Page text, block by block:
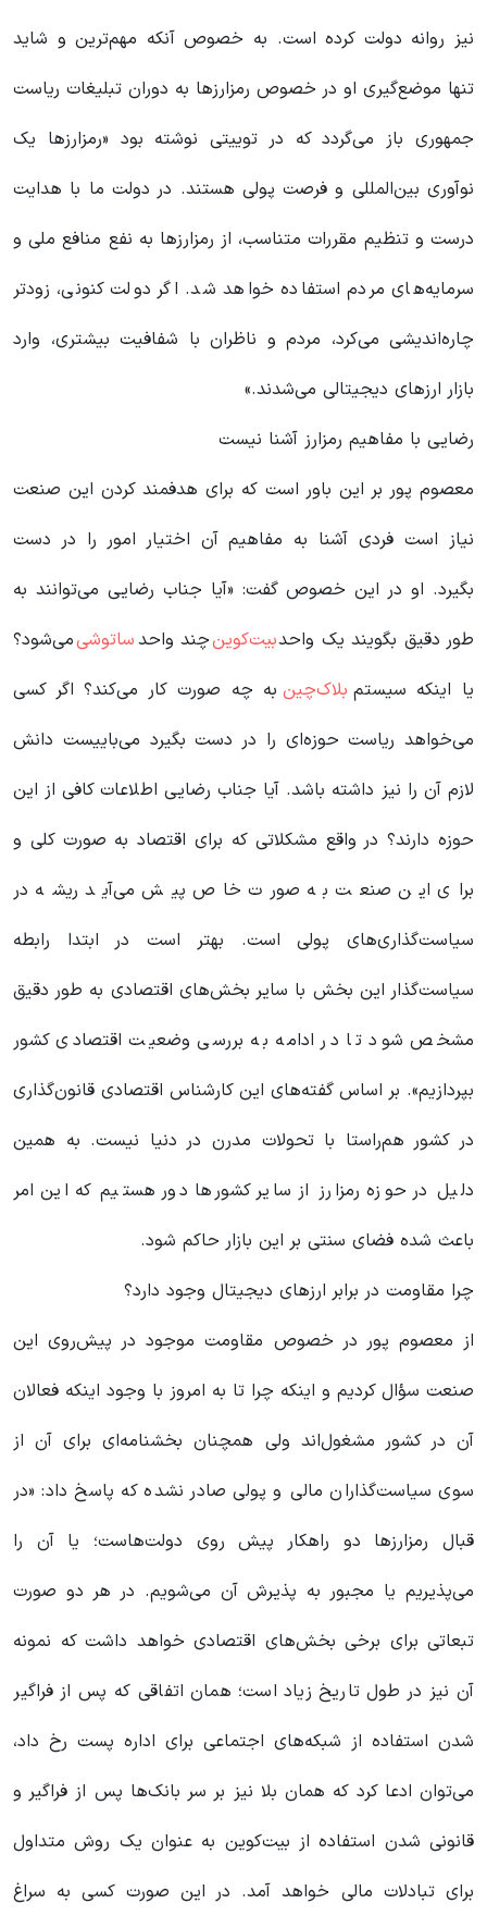
نیز روانه دولت کرده است. به خصوص آنکه مهم‌ترین و شاید
تنها موضع‌گیری او در خصوص رمزارزها به دوران تبلیغات ریاست
جمهوری باز می‌گردد که در توییتی نوشته بود «رمزارزها یک
نوآوری بین‌المللی و فرصت پولی هستند. در دولت ما با هدایت
درست و تنظیم مقررات متناسب، از رمزارزها به نفع منافع ملی و
سرمایه‌های مردم استفاده خواهد شد. ‌اگر دولت کنونی، زودتر
چاره‌اندیشی می‌کرد، مردم و ناظران با شفافیت بیشتری، وارد
بازار ارزهای دیجیتالی می‌شدند.»
رضایی با مفاهیم رمزارز آشنا نیست
معصوم پور بر این باور است که برای هدفمند کردن این صنعت
نیاز است فردی آشنا به مفاهیم آن اختیار امور را در دست
بگیرد. او در این خصوص گفت: «آیا جناب رضایی می‌توانند به
طور دقیق بگویند یک واحدبیت‌کوینچند واحدساتوشیمی‌شود؟
یا اینکه سیستم بلاک‌چین به چه صورت کار می‌کند؟ اگر کسی
می‌خواهد ریاست حوزه‌ای را در دست بگیرد می‌باییست دانش
لازم آن را نیز داشته باشد. آیا جناب رضایی اطلاعات کافی از این
حوزه دارند؟ در واقع مشکلاتی که برای اقتصاد به صورت کلی و
برای این صنعت به صورت خاص پیش می‌آید ریشه در
سیاست‌گذاری‌های پولی است. بهتر است در ابتدا رابطه
سیاست‌گذار این بخش با سایر بخش‌های اقتصادی به طور دقیق
مشخص شود تا در ادامه به بررسی وضعیت اقتصادی کشور
بپردازیم». بر اساس گفته‌های این کارشناس اقتصادی قانون‌گذاری
در کشور هم‌راستا با تحولات مدرن در دنیا نیست. به همین
دلیل در حوزه رمز‌ارز از سایر کشورها دور هستیم که این امر
باعث شده فضای سنتی بر این بازار حاکم شود.
چرا مقاومت در برابر ارزهای دیجیتال وجود دارد؟
از معصوم پور در خصوص مقاومت موجود در پیش‌روی این
صنعت سؤال کردیم و اینکه چرا تا به امروز با وجود اینکه فعالان
آن در کشور‌ مشغول‌اند ولی همچنان بخشنامه‌ای برای آن از
سوی سیاست‌گذاران مالی و پولی صادر نشده که پاسخ داد: «در
قبال رمزارزها دو راهکار پیش روی دولت‌هاست؛ یا آن را
می‌پذیریم یا مجبور به پذیرش آن می‌شویم. در هر دو صورت
تبعاتی برای برخی بخش‌های اقتصادی خواهد داشت که نمونه
آن نیز در طول تاریخ زیاد است؛ همان اتفاقی که پس از فراگیر
شدن استفاده از شبکه‌های اجتماعی برای اداره پست رخ داد،
می‌توان ادعا کرد که همان بلا نیز بر سر بانک‌ها پس از فراگیر و
قانونی شدن استفاده از بیت‌کوین به عنوان یک روش متداول
برای تبادلات مالی خواهد آمد. در این صورت کسی به سراغ